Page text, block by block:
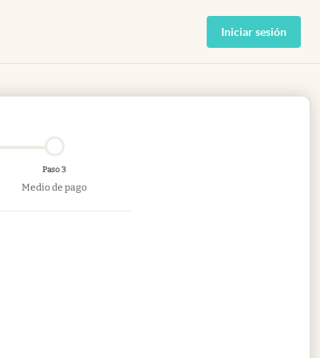
Iniciar sesión
Paso 3
Medio de pago